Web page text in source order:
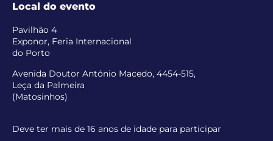
Local do evento
Pavilhão 4
Exponor, Feria Internacional
do Porto
Avenida Doutor António Macedo, 4454-515,
Leça da Palmeira
(Matosinhos)
Deve ter mais de 16 anos de idade para participar